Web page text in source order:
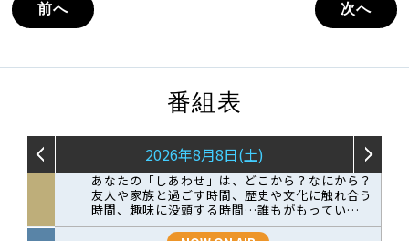
前へ 次へ
番組表